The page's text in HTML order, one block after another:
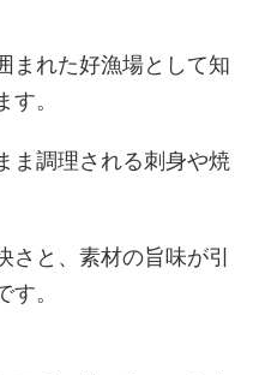
まれた好漁場として知
。
ま調理される刺身や焼
さと、素材の旨味が引
。